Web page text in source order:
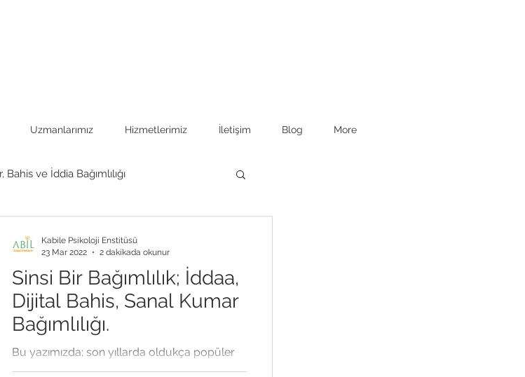
Uzmanlarımız Hizmetlerimiz İletişim Blog More
Bahis ve İddia Bağımlılığı
Sinsi Bir Bağımlılık; İddaa,
Dijital Bahis, Sanal Kumar
Bağımlılığı.
Bu yazımızda; son yıllarda oldukça popüler
olan İddaa, Sanal Bahis, Dijital Bahis, Sanal
Kabile Psikoloji Enstitüsü
23 Mar 2022
2 dakikada okunur